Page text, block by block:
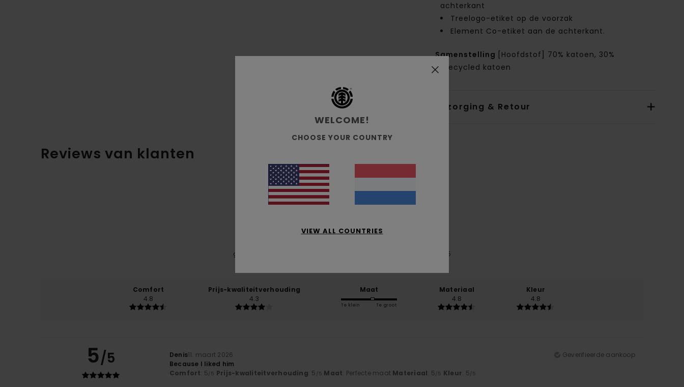
achterkant
Treelogo-etiket op de voorzak
Element Co-etiket aan de achterkant.
Samenstelling
[Hoofdstof] 70% katoen, 30%
gerecycled katoen
Bezorging & Retour
Reviews van klanten
Gemiddelde score
4.6
gebaseerd op
sinds oktober 2025
Comfort
4.8
Prijs-kwaliteitverhouding
4.3
Maat
Te klein Te groot
Materiaal
4.8
Kleur
4.8
5/5 Denis11. maart 2026
Geverifieerde aankoop
Because I liked him
Comfort: 5/5 Prijs-kwaliteitverhouding: 5 /5 Maat: Perfecte maat Materiaal: 5/5 Kleur: 5/5
WELCOME!
CHOOSE YOUR COUNTRY
VIEW ALL COUNTRIES